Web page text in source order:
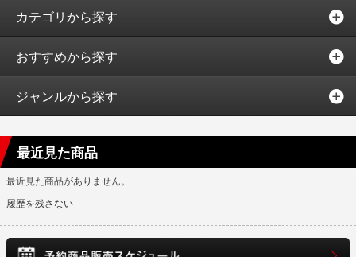
カテゴリから探す
おすすめから探す
ジャンルから探す
最近見た商品
最近見た商品がありません。
履歴を残さない